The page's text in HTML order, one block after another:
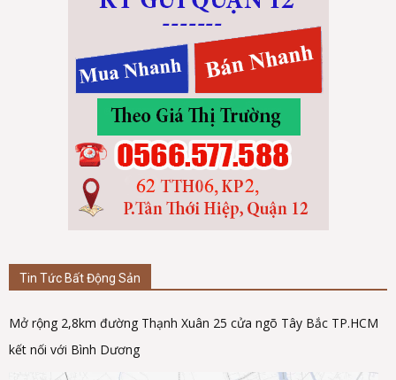
Tin Tức Bất Động Sản
Mở rộng 2,8km đường Thạnh Xuân 25 cửa ngõ Tây Bắc TP.HCM
kết nối với Bình Dương